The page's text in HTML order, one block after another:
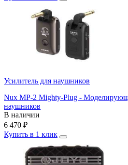
Усилитель для наушников
Nux MP-2 Mighty-Plug -
наушников
В наличии
6 470 ₽
Купить в 1 клик